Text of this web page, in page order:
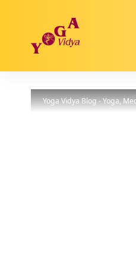
Yoga Vidya Blog - Yoga,